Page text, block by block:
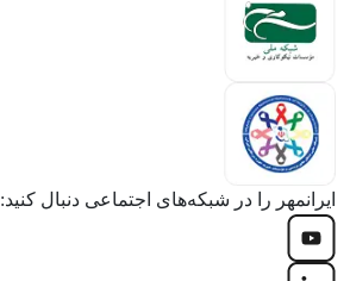
ایرانمهر را در شبکه‌های اجتماعی دنبال کنید: